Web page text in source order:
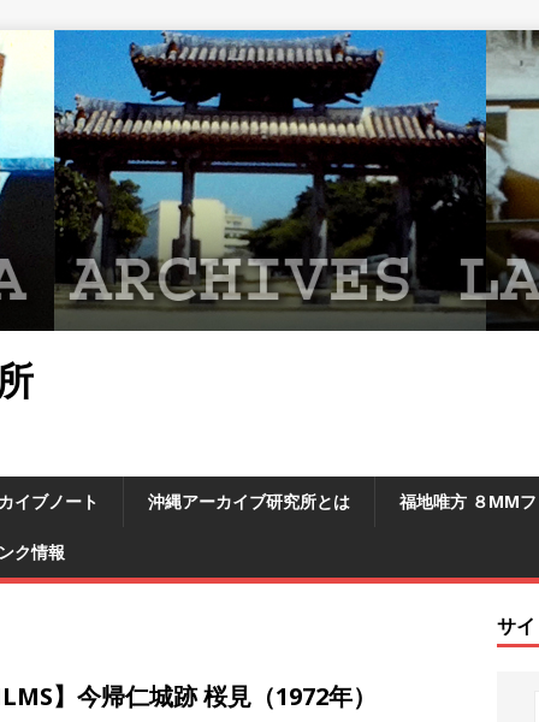
イブノート 沖縄アーカイブ研究所とは 福地唯方 ８MM
ク情報
】今帰仁城跡 桜見（1972年）
サ